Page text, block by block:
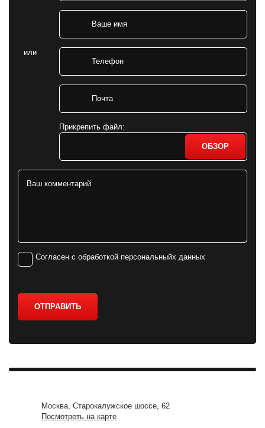
или
Прикрепить файл:
ОБЗОР
Согласен с обработкой персональныйх данных
ОТПРАВИТЬ
Москва, Старокалужское шоссе, 62
Посмотреть на карте